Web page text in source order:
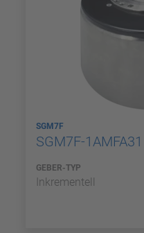
SGM7F
SGM7F-1AMFA31
GEBER-TYP
Inkrementell